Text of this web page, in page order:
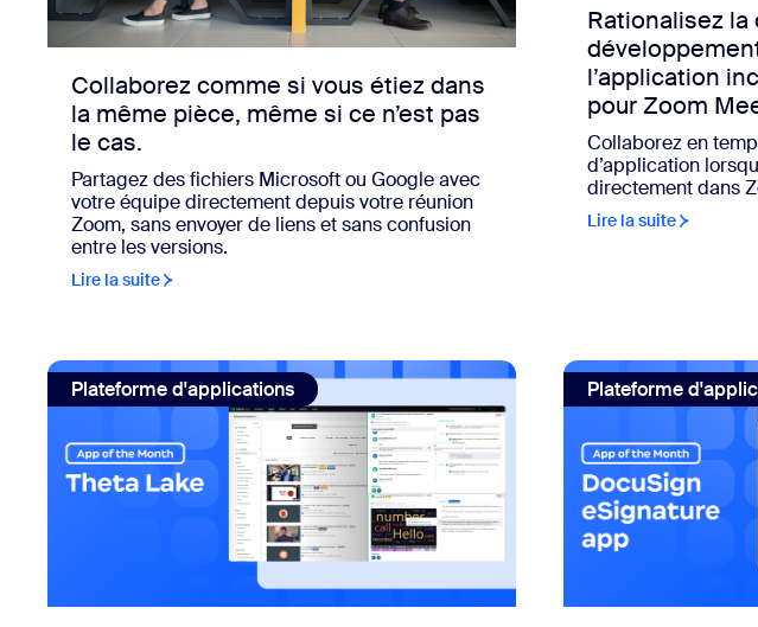
Collaborez comme si vous étiez dans
la même pièce, même si ce n’est pas
le cas.
Partagez des fichiers Microsoft ou Google avec
votre équipe directement depuis votre réunion
Zoom, sans envoyer de liens et sans confusion
entre les versions.
Lire la suite
Rationalisez
l’application
pour Zoom
Collaborez en
d’application
directement dans
Lire la suite
view: Les clients de Theta Lake disposent désormais d’une couche de sécurité
Plateforme d'applications
view: Il existe un
Plateforme